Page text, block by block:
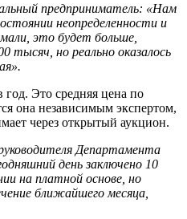
предприниматель: «Нам
неопределенности и
это будет больше,
тысяч, но реально оказалось
Это средняя цена по
она независимым экспертом,
через открытый аукцион.
Департамента
день заключено 10
на платной основе, но
ближайшего месяца,